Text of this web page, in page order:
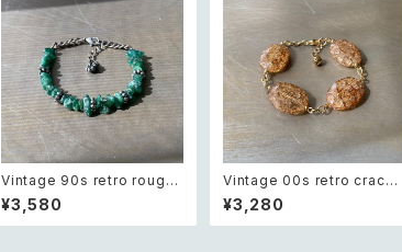
Vintage 90s retro rough
cut green aventurine bra
celet レトロ ヴィンテージ ア
クセサリー 天然石 ラフカット
¥3,580
Vintage 00s retro crack
beads bracelet レトロ ヴィ
ンテージ アクセサリー クラッ
ク ビーズ ブレスレット
¥3,280